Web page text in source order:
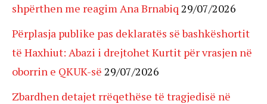
shpërthen me reagim Ana Brnabiq 29/07/2026
Përplasja publike pas deklaratës së bashkëshortit
të Haxhiut: Abazi i drejtohet Kurtit për vrasjen në
oborrin e QKUK-së 29/07/2026
Zbardhen detajet rrëqethëse të tragjedisë në